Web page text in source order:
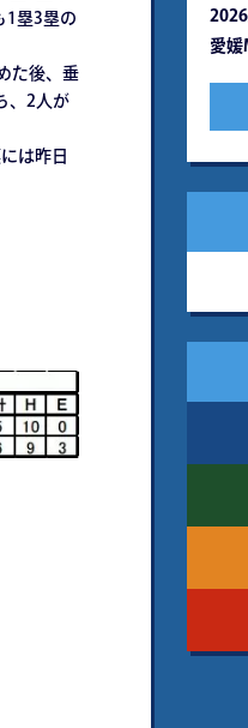
1塁3塁の
た後、垂
、2人が
は昨日
愛媛